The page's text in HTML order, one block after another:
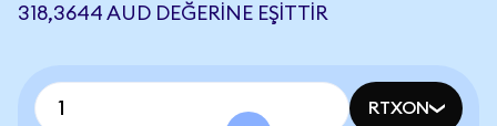
318,3644 AUD DEĞERINE EŞITTIR
RTXON